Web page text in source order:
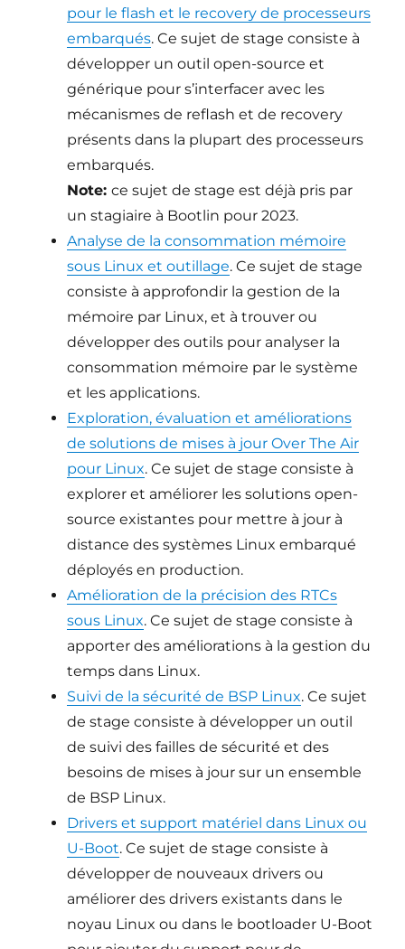
pour le flash et le recovery de processeurs
embarqués. Ce sujet de stage consiste à
développer un outil open-source et
générique pour s’interfacer avec les
mécanismes de reflash et de recovery
présents dans la plupart des processeurs
embarqués.
Note:ce sujet de stage est déjà pris par
un stagiaire à Bootlin pour 2023.
Analyse de la consommation mémoire
sous Linux et outillage. Ce sujet de stage
consiste à approfondir la gestion de la
mémoire par Linux, et à trouver ou
développer des outils pour analyser la
consommation mémoire par le système
et les applications.
Exploration, évaluation et améliorations
de solutions de mises à jour Over The Air
pour Linux. Ce sujet de stage consiste à
explorer et améliorer les solutions open-
source existantes pour mettre à jour à
distance des systèmes Linux embarqué
déployés en production.
Amélioration de la précision des RTCs
sous Linux. Ce sujet de stage consiste à
apporter des améliorations à la gestion du
temps dans Linux.
Suivi de la sécurité de BSP Linux. Ce sujet
de stage consiste à développer un outil
de suivi des failles de sécurité et des
besoins de mises à jour sur un ensemble
de BSP Linux.
Drivers et support matériel dans Linux ou
U-Boot. Ce sujet de stage consiste à
développer de nouveaux drivers ou
améliorer des drivers existants dans le
noyau Linux ou dans le bootloader U-Boot